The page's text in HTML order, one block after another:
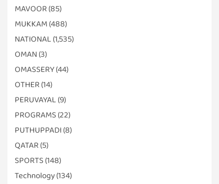
MAVOOR (85)
MUKKAM (488)
NATIONAL (1,535)
OMAN (3)
OMASSERY(44)
OTHER (14)
PERUVAYAL (9)
PROGRAMS (22)
PUTHUPPADI (8)
QATAR (5)
SPORTS (148)
Technology(134)